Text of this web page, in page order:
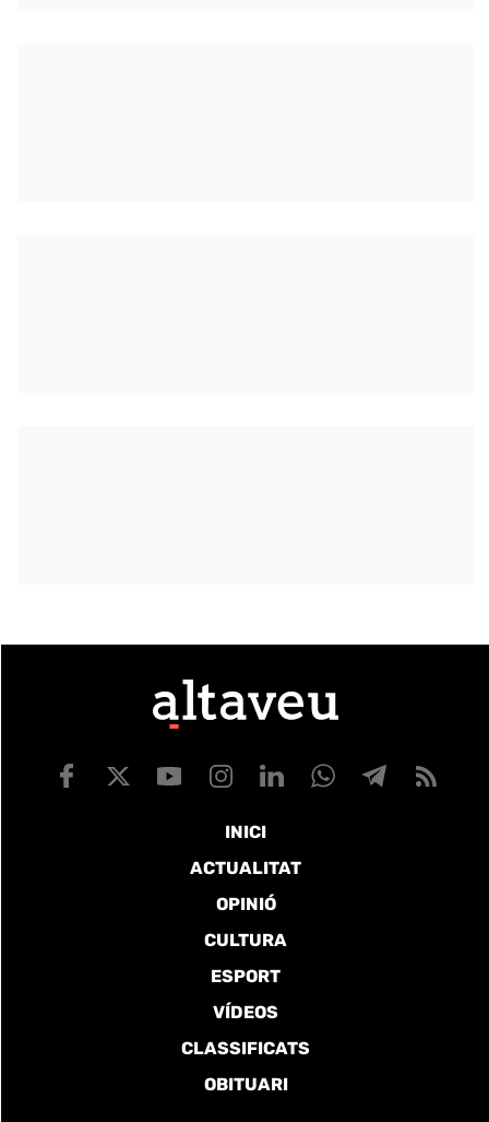
INICI
ACTUALITAT
OPINIÓ
CULTURA
ESPORT
VÍDEOS
CLASSIFICATS
OBITUARI